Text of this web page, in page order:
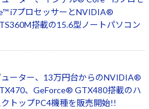
i7プロセッサーとNVIDIA®
搭載の15.6型ノートパソコン
ューター、13万円台からのNVIDIA®
、GeForce® GTX480搭載のハ
トップPC4機種を販売開始!!